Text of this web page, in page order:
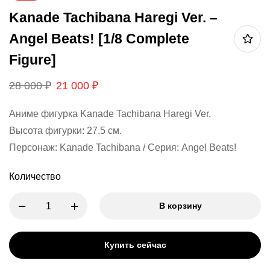
Kanade Tachibana Haregi Ver. –
Angel Beats! [1/8 Complete
Figure]
28 000₽ 21 000 ₽
Аниме фигурка Kanade Tachibana Haregi Ver.
Высота фигурки: 27.5 см.
Персонаж: Kanade Tachibana / Серия: Angel Beats!
Количество
В корзину
Купить сейчас